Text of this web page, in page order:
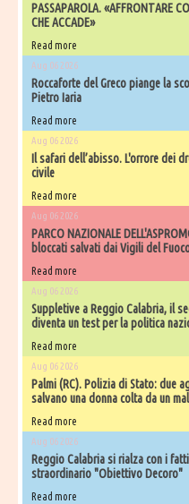
PASSAPAROLA. «AFFRONTARE
CHE ACCADE»
Read more
Aug 06 2026
Roccaforte del Greco piange la
Pietro Iaria
Read more
Aug 06 2026
Il safari dell’abisso. L'orrore dei
civile
Read more
Aug 06 2026
PARCO NAZIONALE
bloccati salvati dai Vigili del
Read more
Aug 06 2026
Suppletive a Reggio Calabria, il
diventa un test per la politica
Read more
Aug 06 2026
Palmi (RC). Polizia di Stato: due
salvano una donna colta da un
Read more
Aug 06 2026
Reggio Calabria si rialza con i
straordinario "Obiettivo Decoro"
Read more